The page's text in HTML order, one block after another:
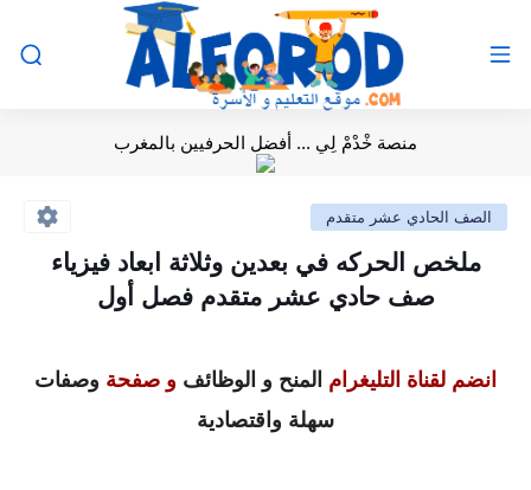
منصة خْدْمْ لِي ... أفضل الحرفيين بالمغرب
الصف الحادي عشر متقدم
ملخص الحركه في بعدين وثلاثة ابعاد فيزياء
صف حادي عشر متقدم فصل أول
انضم لقناة التليغرام المنح و الوظائف و صفحة وصفات
سهلة واقتصادية